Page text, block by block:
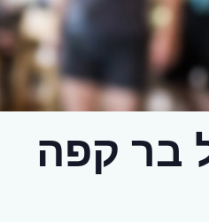
בר קפה